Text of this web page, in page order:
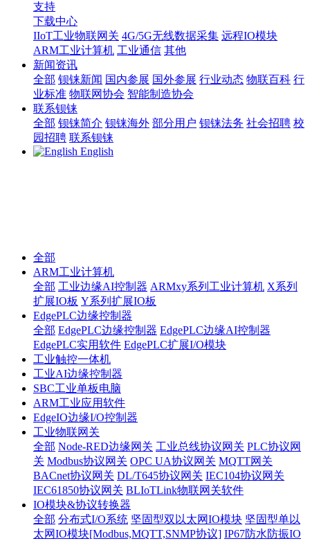
支持
下载中心
IIoT工业物联网关 4G/5G无线数据采集 远程IO模块
ARM工业计算机 工业通信 其他
新闻资讯
全部 钡铼新闻 国内参展 国外参展 行业动态 物联百科 行
业标准 物联网协会 智能制造协会
联系钡铼
全部 钡铼简介 钡铼海外 部分用户 钡铼法务 社会招聘 校
园招聘 联系钡铼
English
全部
ARM工业计算机
全部 工业边缘AI控制器 ARMxy系列工业计算机 X系列
扩展IO板 Y系列扩展IO板
EdgePLC边缘控制器
全部 EdgePLC边缘控制器 EdgePLC边缘AI控制器
EdgePLC实用软件 EdgePLC扩展I/O模块
工业触控一体机
工业AI边缘控制器
SBC工业单板电脑
ARM工业应用软件
EdgeIO边缘I/O控制器
工业物联网关
全部 Node-RED边缘网关 工业总线协议网关 PLC协议网
关 Modbus协议网关 OPC UA协议网关 MQTT网关
BACnet协议网关 DL/T645协议网关 IEC104协议网关
IEC61850协议网关 BLIoTLink物联网关软件
IO模块&协议转换器
全部 分布式I/O系统 坚固型双以太网IO模块 坚固型单以
太网IO模块[Modbus,MQTT,SNMP协议] IP67防水防振IO